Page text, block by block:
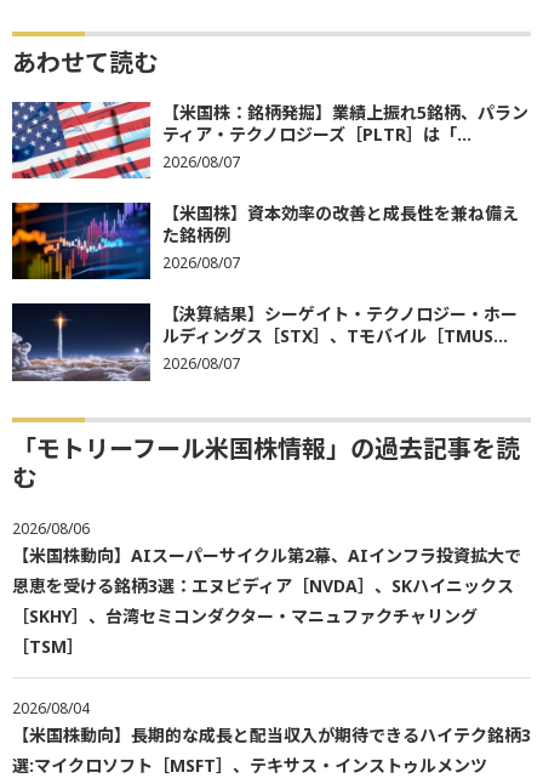
あわせて読む
【米国株：銘柄発掘】業績上振れ5銘柄、パラン
ティア・テクノロジーズ［PLTR］は「...
2026/08/07
【米国株】資本効率の改善と成長性を兼ね備え
た銘柄例
2026/08/07
【決算結果】シーゲイト・テクノロジー・ホー
ルディングス［STX］、Tモバイル［TMUS...
2026/08/07
「モトリーフール米国株情報」の過去記事を読
む
2026/08/06
【米国株動向】AIスーパーサイクル第2幕、AIインフラ投資拡大で
恩恵を受ける銘柄3選：エヌビディア［NVDA］、SKハイニックス
［SKHY］、台湾セミコンダクター・マニュファクチャリング
［TSM］
2026/08/04
【米国株動向】長期的な成長と配当収入が期待できるハイテク銘柄3
選:マイクロソフト［MSFT］、テキサス・インストゥルメンツ